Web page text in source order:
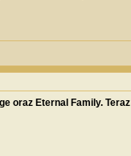
oraz Eternal Family. Teraz